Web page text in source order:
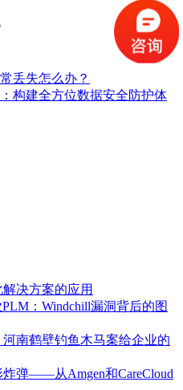
丢失怎么办？
构建全方位数据安全防护体
解决方案的应用
：Windchill漏洞背后的图
南鹤壁钓鱼木马案给企业的
弹——从Amgen和CareCloud